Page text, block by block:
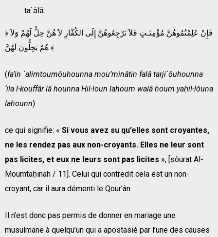
ta`ālā:
﴿ فَإِنْ عَلِمْتُمُوهُنَّ مُؤْمِنَـتٍ فَلاَ تَرْجِعُوهُنَّ إِلَى الكُفَّارِ لاَ هُنَّ حِلٌّ لَهُمْ وَلاَ
هُمْ يَحِلُّونَ لَهُنَّ ﴾
(fa’in `alimtoumôuhounna mou’minâtin falâ tarji`ôuhounna
‘ila l-kouffâr lâ hounna Hil-loun lahoum walâ houm yaḥil-lôuna
lahounn)
ce qui signifie: « Si vous avez su qu’elles sont croyantes,
ne les rendez pas aux non-croyants. Elles ne leur sont
pas licites, et eux ne leurs sont pas licites », [sôurat Al-
Moumtaḥinah / 11]. Celui qui contredit cela est un non-
croyant, car il aura démenti le Qour’ân.
Il n’est donc pas permis de donner en mariage une
musulmane à quelqu’un qui a apostasié par l’une des causes